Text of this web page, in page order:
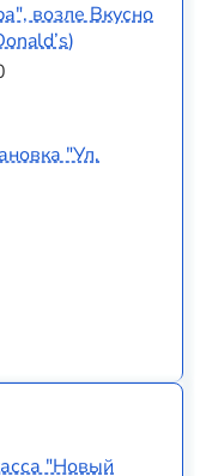
возле Вкусно
"Ул.
"Новый